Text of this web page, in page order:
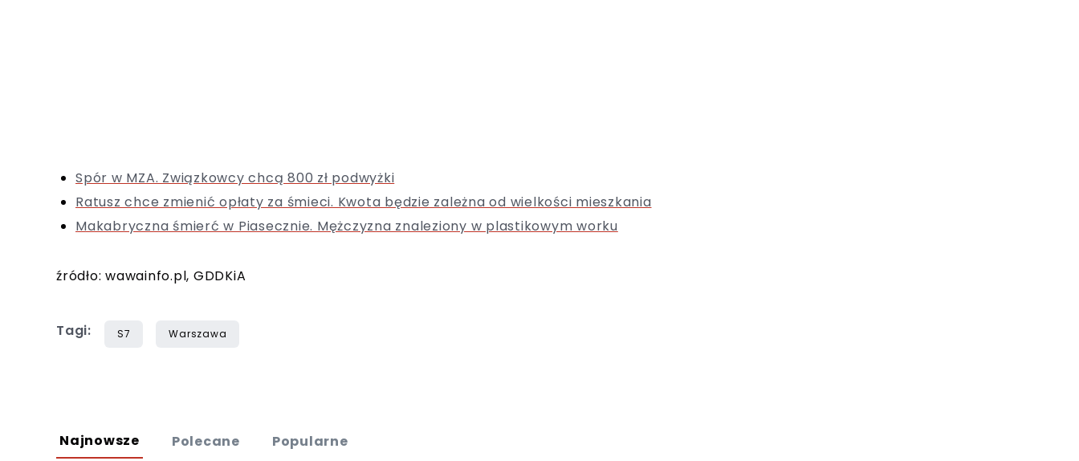
Spór w MZA. Związkowcy chcą 800 zł podwyżki
Ratusz chce zmienić opłaty za śmieci. Kwota będzie zależna od wielkości mieszkania
Makabryczna śmierć w Piasecznie. Mężczyzna znaleziony w plastikowym worku
źródło: wawainfo.pl, GDDKiA
Tagi: S7 Warszawa
Najnowsze Polecane Popularne